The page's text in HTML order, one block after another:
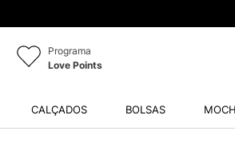
Programa
Love Points
CALÇADOS BOLSAS